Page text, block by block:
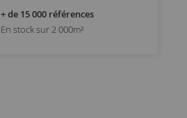
+ de 15 000 références
En stock sur 2 000m²